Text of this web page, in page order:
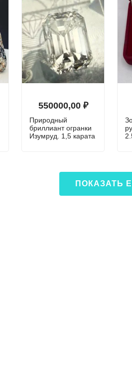
550000,00 ₽
Природный
бриллиант огранки
Изумруд. 1,5 карата
ПОКАЗАТЬ